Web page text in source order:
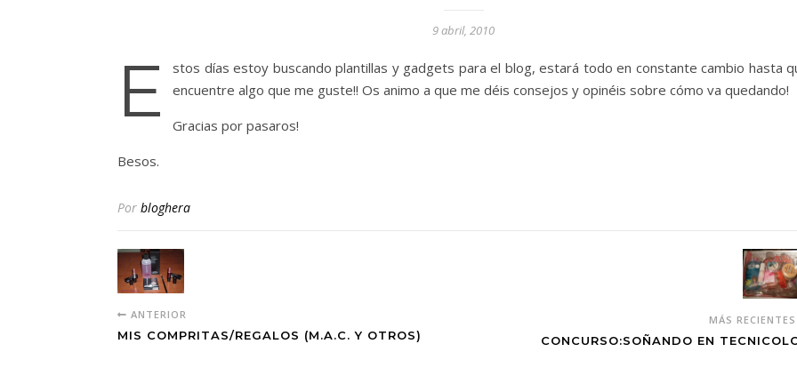
9 abril, 2010
E
stos días estoy buscando plantillas y gadgets para el blog, estará todo en constante cambio hasta
encuentre algo que me guste!! Os animo a que me déis consejos y opinéis sobre cómo va quedando!
Gracias por pasaros!
Besos.
Por bloghera
ANTERIOR
MIS COMPRITAS/REGALOS (M.A.C. Y OTROS)
MÁS
CONCURSO:SOÑANDO EN